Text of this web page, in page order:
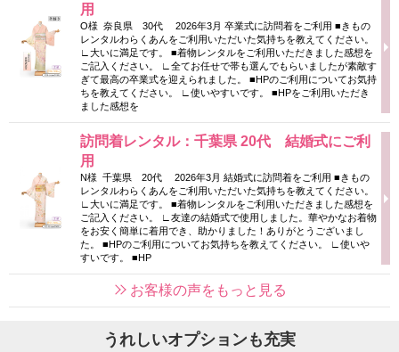
用
O様 奈良県 30代 2026年3月 卒業式に訪問着をご利用 ■きもの
レンタルわらくあんをご利用いただいた気持ちを教えてください。
∟大いに満足です。 ■着物レンタルをご利用いただきました感想を
ご記入ください。 ∟全てお任せで帯も選んでもらいましたが素敵す
ぎて最高の卒業式を迎えられました。 ■HPのご利用についてお気持
ちを教えてください。 ∟使いやすいです。 ■HPをご利用いただき
ました感想を
訪問着レンタル：千葉県 20代 結婚式にご利
用
N様 千葉県 20代 2026年3月 結婚式に訪問着をご利用 ■きもの
レンタルわらくあんをご利用いただいた気持ちを教えてください。
∟大いに満足です。 ■着物レンタルをご利用いただきました感想を
ご記入ください。 ∟友達の結婚式で使用しました。華やかなお着物
をお安く簡単に着用でき、助かりました！ありがとうございまし
た。 ■HPのご利用についてお気持ちを教えてください。 ∟使いや
すいです。 ■HP
お客様の声をもっと見る
うれしいオプションも充実